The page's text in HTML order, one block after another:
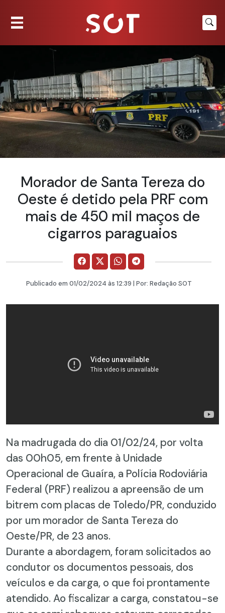
Morador de Santa Tereza do
Oeste é detido pela PRF com
mais de 450 mil maços de
cigarros paraguaios
Publicado em 01/02/2024 às 12:39 | Por: Redação SOT
Na madrugada do dia 01/02/24, por volta
das 00h05, em frente à Unidade
Operacional de Guaíra, a Polícia Rodoviária
Federal (PRF) realizou a apreensão de um
bitrem com placas de Toledo/PR, conduzido
por um morador de Santa Tereza do
Oeste/PR, de 23 anos.
Durante a abordagem, foram solicitados ao
condutor os documentos pessoais, dos
veículos e da carga, o que foi prontamente
atendido. Ao fiscalizar a carga, constatou-se